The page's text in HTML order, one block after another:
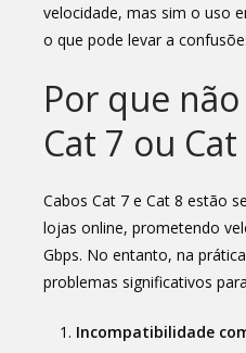
velocidade, mas sim o uso
o que pode levar a
Por que
Cat 7 ou Cat
Cabos Cat 7 e Cat 8 estão
lojas online, prometendo
Gbps. No entanto, na
problemas significativos
Incompatibilidade